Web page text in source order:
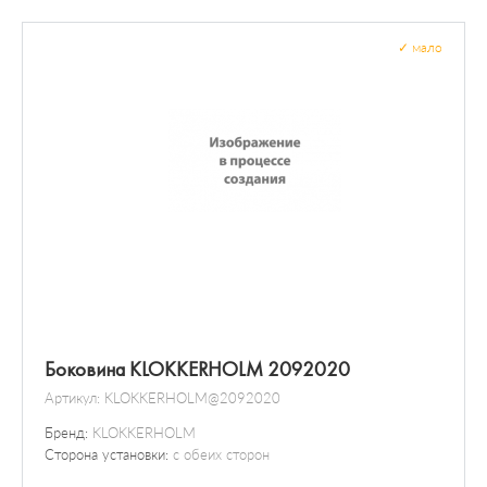
Боковина KLOKKERHOLM 2092020
Артикул: KLOKKERHOLM@2092020
Бренд: KLOKKERHOLM
Сторона установки: с обеих сторон
мало